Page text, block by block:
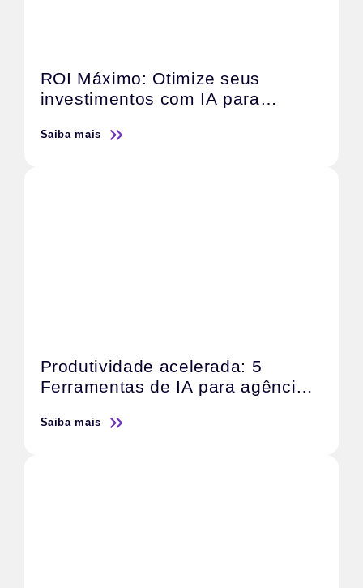
ROI Máximo: Otimize seus
investimentos com IA para
Saiba mais
Produtividade acelerada: 5
Ferramentas de IA para agências
Saiba mais